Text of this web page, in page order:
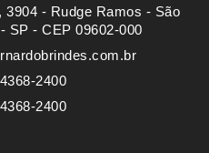
3904 - Rudge Ramos - São
SP - CEP 09602-000
2400
2400